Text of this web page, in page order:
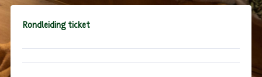
Rondleiding ticket